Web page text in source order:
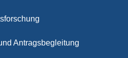
Antragsbegleitung